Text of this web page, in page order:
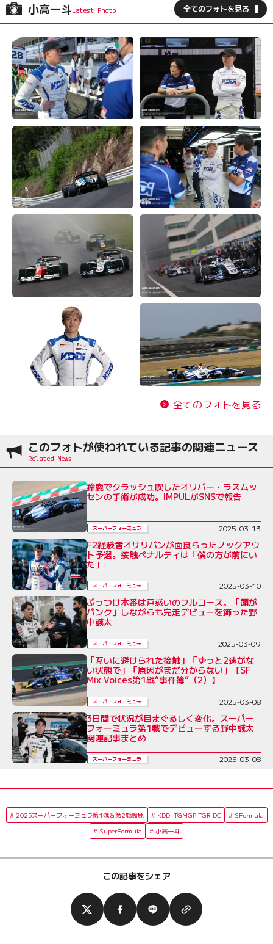
小高一斗 全てのフォトを見る
全てのフォトを見る
このフォトが使われている記事の関連ニュース
鈴鹿でクラッシュ喫したオリバー・ラスムッ
センの手術が成功。IMPULがSNSで報告
スーパーフォーミュラ 2025-03-13
F2経験者オサリバンが面食らったノックアウ
ト予選。接触ペナルティは「僕の方が前にい
た」
スーパーフォーミュラ 2025-03-10
ぶっつけ本番は戸惑いのフルコース。「頭が
パンク」しながらも完走デビューを飾った野
中誠太
スーパーフォーミュラ 2025-03-09
「互いに避けられた接触」「ずっと2速がな
い状態で」「原因がまだ分からない」【SF
Mix Voices第1戦“事件簿”（2）】
スーパーフォーミュラ 2025-03-08
3日間で状況が目まぐるしく変化。スーパー
フォーミュラ第1戦でデビューする野中誠太
関連記事まとめ
スーパーフォーミュラ 2025-03-08
2025スーパーフォーミュラ第1戦＆第2戦鈴鹿 KDDI TGMGP TGR-DC
SFormula
SuperFormula
小高一斗
この記事をシェア